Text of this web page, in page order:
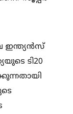
ഇന്ത്യൻസ്
ടി20